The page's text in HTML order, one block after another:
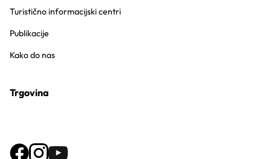
Turistično informacijski centri
Publikacije
Kako do nas
Trgovina